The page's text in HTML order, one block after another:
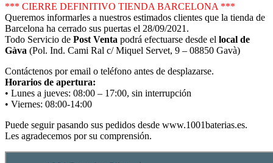
*** CIERRE DEFINITIVO TIENDA BARCELONA ***
Queremos informarles a nuestros estimados clientes que la tienda de
Barcelona ha cerrado sus puertas el 28/09/2021.
Todo Servicio de Post Venta podrá efectuarse desde el local de
Gàva (Pol. Ind. Cami Ral c/ Miquel Servet, 9 – 08850 Gavà)
Contáctenos por email o teléfono antes de desplazarse.
Horarios de apertura:
• Lunes a jueves: 08:00 – 17:00, sin interrupción
• Viernes: 08:00-14:00
Puede seguir pasando sus pedidos desde www.1001baterias.es.
Les agradecemos por su comprensión.